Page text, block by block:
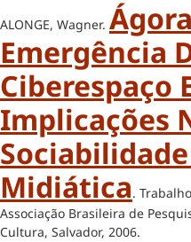
ALONGE, Wagner.
Emergência
Ciberespaço
Implicações
Midiática.
Associação Brasileira de
Cultura, Salvador, 2006.